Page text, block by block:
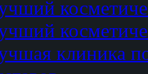
клиника